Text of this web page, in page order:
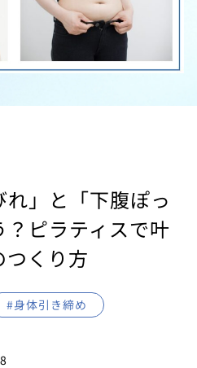
れ」と「下腹ぽっ
ピラティスで叶
つくり方
#身体引き締め